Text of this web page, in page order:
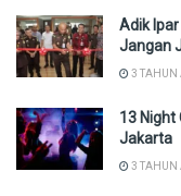
Adik
Jangan
3 TAHUN
13 Night
Jakarta
3 TAHUN